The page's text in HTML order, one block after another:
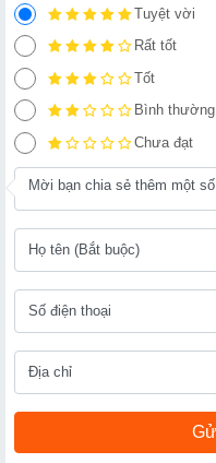
Tuyệt vời
Rất tốt
Tốt
Bình thường
Chưa đạt